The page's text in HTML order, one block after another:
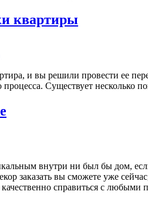
квартиры
и вы решили провести ее
процесса. Существует
внутри ни был бы дом,
заказать вы сможете уже
справиться с